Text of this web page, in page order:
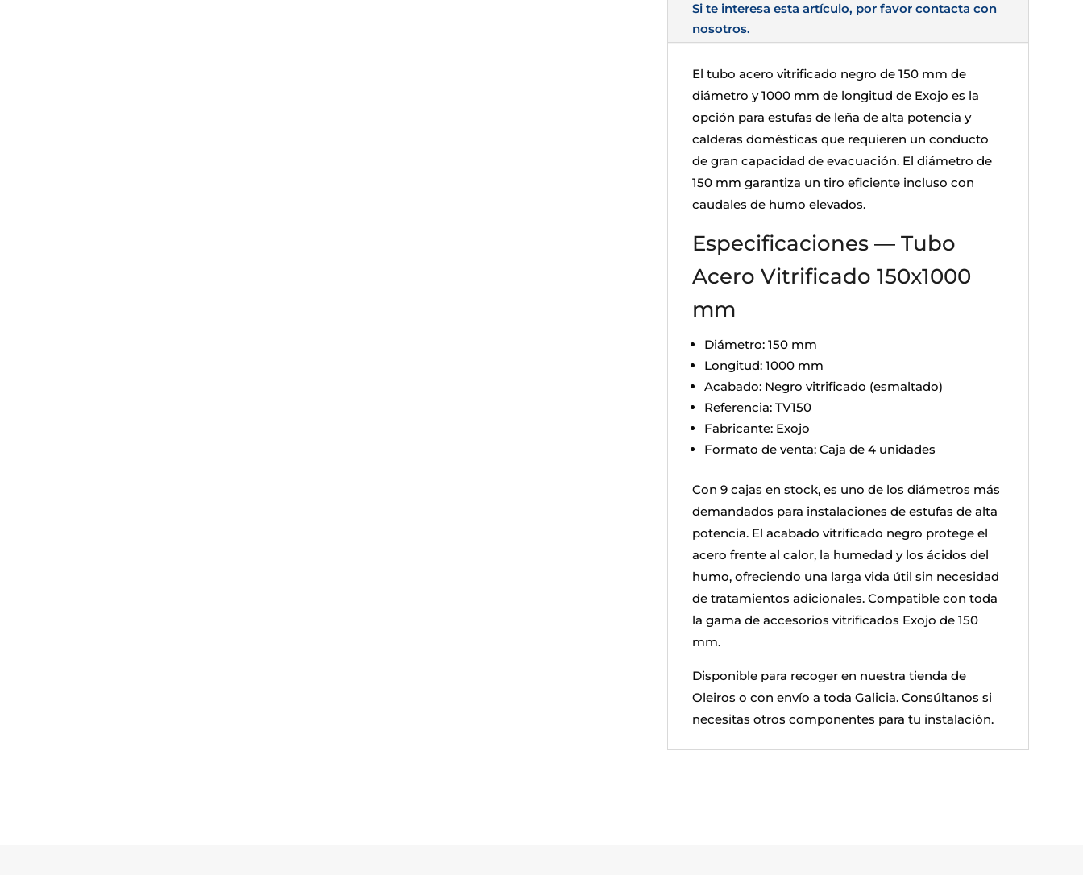
Si te interesa esta artículo, por favor contacta con
nosotros.
El tubo acero vitrificado negro de 150 mm de
diámetro y 1000 mm de longitud de Exojo es la
opción para estufas de leña de alta potencia y
calderas domésticas que requieren un conducto
de gran capacidad de evacuación. El diámetro de
150 mm garantiza un tiro eficiente incluso con
caudales de humo elevados.
Especificaciones — Tubo
Acero Vitrificado 150x1000
mm
Diámetro: 150 mm
Longitud: 1000 mm
Acabado: Negro vitrificado (esmaltado)
Referencia: TV150
Fabricante: Exojo
Formato de venta: Caja de 4 unidades
Con 9 cajas en stock, es uno de los diámetros más
demandados para instalaciones de estufas de alta
potencia. El acabado vitrificado negro protege el
acero frente al calor, la humedad y los ácidos del
humo, ofreciendo una larga vida útil sin necesidad
de tratamientos adicionales. Compatible con toda
la gama de accesorios vitrificados Exojo de 150
mm.
Disponible para recoger en nuestra tienda de
Oleiros o con envío a toda Galicia. Consúltanos si
necesitas otros componentes para tu instalación.